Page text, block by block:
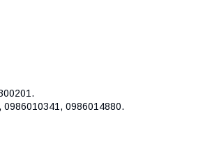
0986014880.